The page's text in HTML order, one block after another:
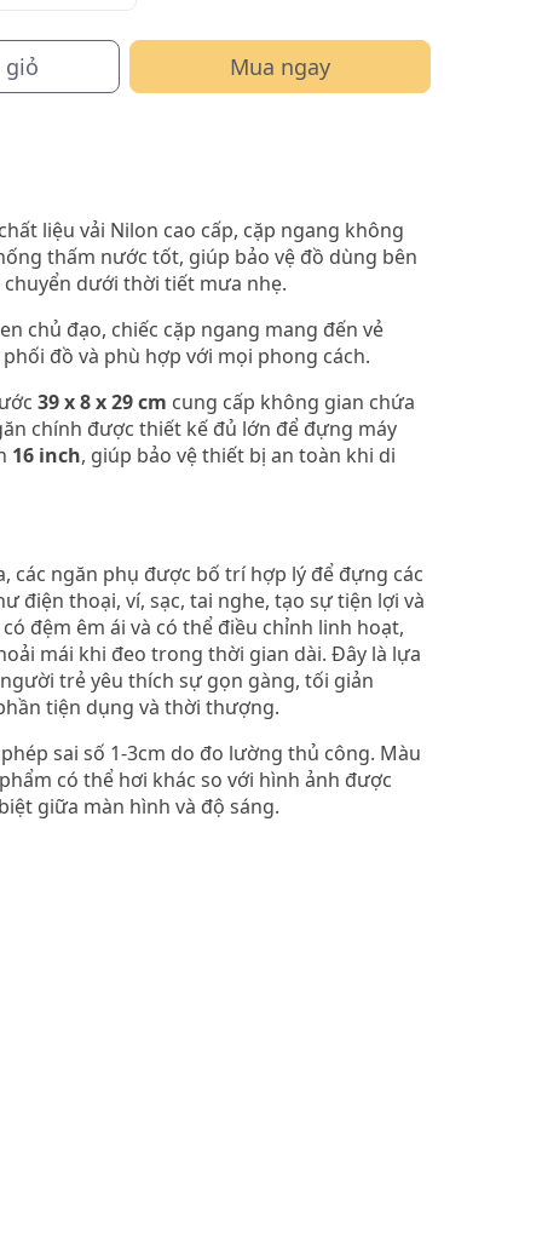
giỏ Mua ngay
liệu vải Nilon cao cấp, cặp ngang không
thấm nước tốt, giúp bảo vệ đồ dùng bên
dưới thời tiết mưa nhẹ.
chủ đạo, chiếc cặp ngang mang đến vẻ
đồ và phù hợp với mọi phong cách.
39 x 8 x 29 cm cung cấp không gian chứa
chính được thiết kế đủ lớn để đựng máy
16 inch, giúp bảo vệ thiết bị an toàn khi di
các ngăn phụ được bố trí hợp lý để đựng các
điện thoại, ví, sạc, tai nghe, tạo sự tiện lợi và
đệm êm ái và có thể điều chỉnh linh hoạt,
mái khi đeo trong thời gian dài. Đây là lựa
trẻ yêu thích sự gọn gàng, tối giản
tiện dụng và thời thượng.​
sai số 1-3cm do đo lường thủ công. Màu
có thể hơi khác so với hình ảnh được
giữa màn hình và độ sáng.